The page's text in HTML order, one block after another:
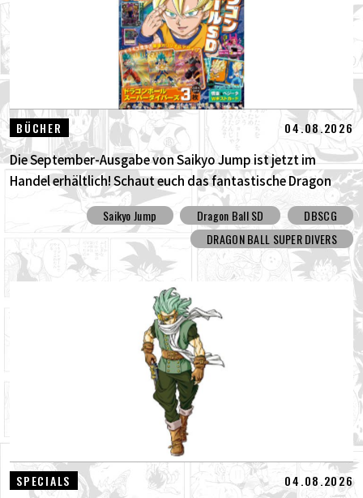
BÜCHER 04.08.2026
Die September-Ausgabe von Saikyo Jump ist jetzt im
Handel erhältlich! Schaut euch das fantastische Dragon
Ball SD Cover und all die tollen Bonusinhalte an!
Saikyo Jump Dragon Ball SD
DBSCG
DRAGON BALL SUPER DIVERS
SPECIALS 04.08.2026